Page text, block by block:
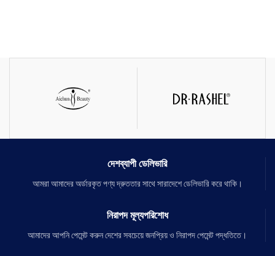
দেশব্যাপী ডেলিভারি
আমরা আমাদের অর্ডারকৃত পণ্য দ্রুততার সাথে সারাদেশে ডেলিভারি করে থাকি।
নিরাপদ মূল্যপরিশোধ
আমাদের আপনি পেমেন্ট করুন দেশের সবচেয়ে জনপ্রিয় ও নিরাপদ পেমেন্ট পদ্ধতিতে।